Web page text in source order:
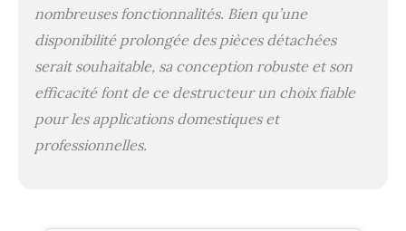
automatiques : L'arrêt
minutes d'inutilisation et
la barrière lumineuse
intégrée pour l'arrêt
une manipulation aisée
nombreuses fonctionnalités. Bien qu’une
disponibilité prolongée des pièces détachées
serait souhaitable, sa conception robuste et son
efficacité font de ce destructeur un choix fiable
pour les applications domestiques et
professionnelles.